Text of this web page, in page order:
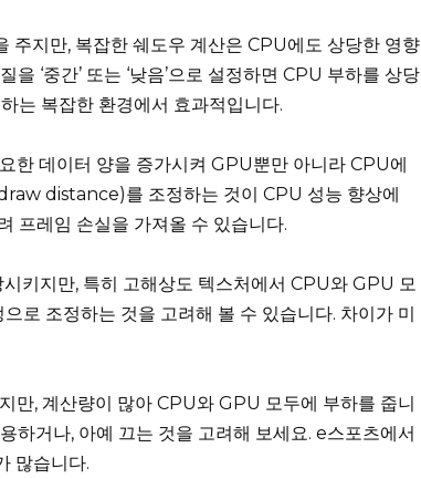
주지만, 복잡한 쉐도우 계산은 CPU에도 상당한 영향
‘중간’ 또는 ‘낮음’으로 설정하면 CPU 부하를 상당
는 복잡한 환경에서 효과적입니다.
한 데이터 양을 증가시켜 GPU뿐만 아니라 CPU에
distance)를 조정하는 것이 CPU 성능 향상에
프레임 손실을 가져올 수 있습니다.
키지만, 특히 고해상도 텍스처에서 CPU와 GPU 모
로 조정하는 것을 고려해 볼 수 있습니다. 차이가 미
만, 계산량이 많아 CPU와 GPU 모두에 부하를 줍니
하거나, 아예 끄는 것을 고려해 보세요. e스포츠에서
많습니다.